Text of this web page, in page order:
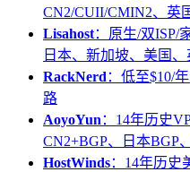
CN2/CUII/CMIN2、英
Lisahost：原生/双ISP/
日本、新加坡、美国、
RackNerd ：低至$10/
路
AoyoYun ：14年历史
CN2+BGP、日本BGP
HostWinds：14年历史